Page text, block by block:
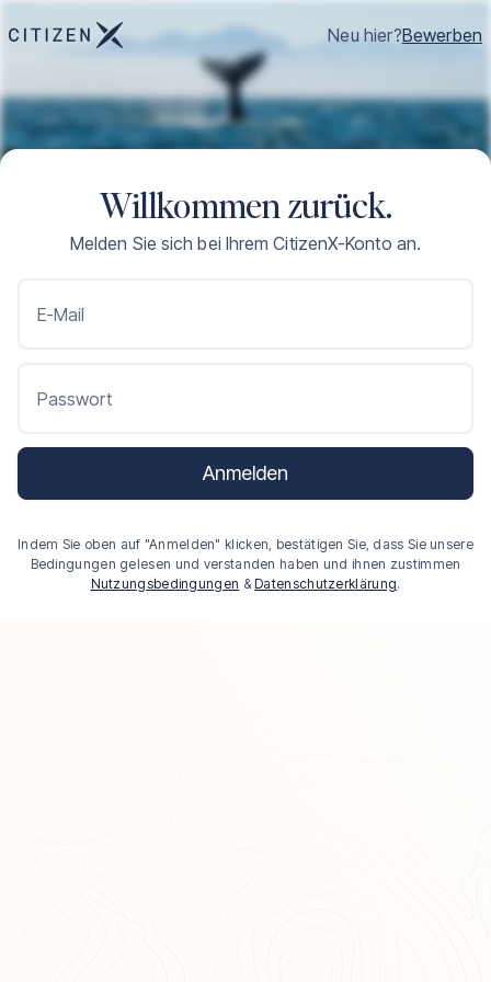
Neu hier?Bewerben
Willkommen zurück.
Melden Sie sich bei Ihrem CitizenX-Konto an.
E-Mail
Passwort
Anmelden
Indem Sie oben auf "Anmelden" klicken, bestätigen Sie, dass Sie unsere
Bedingungen gelesen und verstanden haben und ihnen zustimmen
Nutzungsbedingungen & Datenschutzerklärung.